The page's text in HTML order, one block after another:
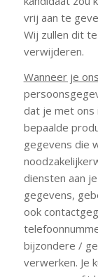
vrij aan te
Wij zullen dit
verwijderen.
Wanneer je
dat je met ons
bepaalde
gegevens die
diensten aan
gegevens,
ook
bijzondere /
verwerken. Je